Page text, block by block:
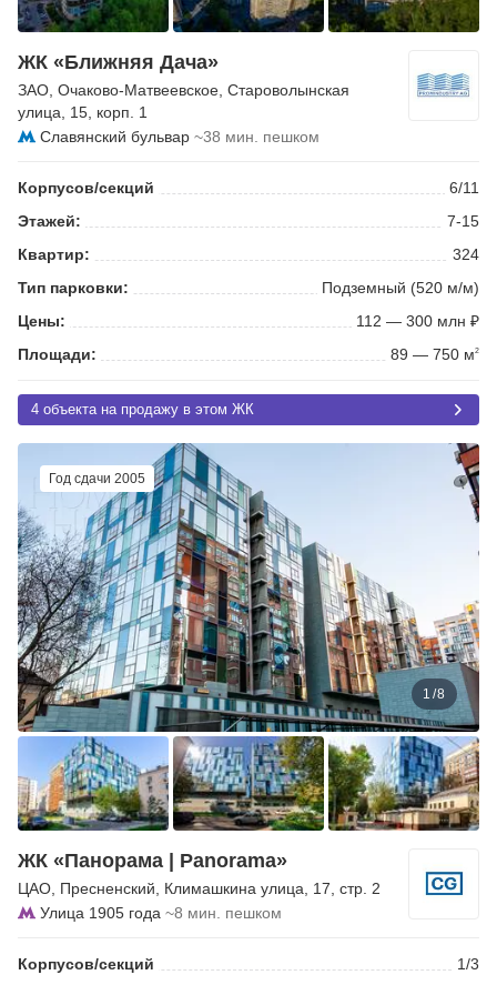
ЖК «Ближняя Дача»
ЗАО Очаково-Матвеевское Староволынская
улица , 15, корп. 1
Славянский бульвар ~38 мин. пешком
Корпусов/секций
6/11
Этажей:
7-15
Квартир:
324
Тип парковки:
Подземный (520 м/м)
Цены:
112 — 300 млн ₽
Площади:
89 — 750 м2
4 объекта на продажу в этом ЖК
Год сдачи 2005
1 /8
ЖК «Панорама | Panorama»
ЦАО Пресненский Климашкина улица , 17, стр. 2
Улица 1905 года ~8 мин. пешком
Корпусов/секций
1/3